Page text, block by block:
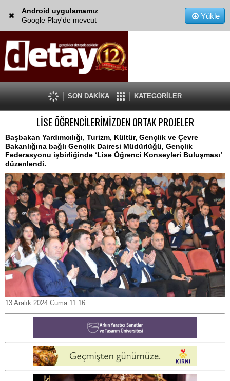
Android uygulamamız
Google Play'de mevcut
Yükle
SON DAKİKA KATEGORİLER
LİSE ÖĞRENCİLERİMİZDEN ORTAK PROJELER
Başbakan Yardımcılığı, Turizm, Kültür, Gençlik ve Çevre
Bakanlığına bağlı Gençlik Dairesi Müdürlüğü, Gençlik
Federasyonu işbirliğinde ‘Lise Öğrenci Konseyleri Buluşması’
düzenlendi.
13 Aralık 2024 Cuma 11:16